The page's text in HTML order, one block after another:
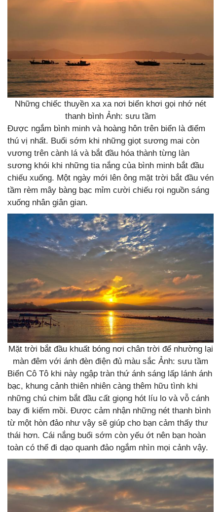
Những chiếc thuyền xa xa nơi biển khơi gọi nhớ nét
thanh bình Ảnh: sưu tầm
Được ngắm bình minh và hoàng hôn trên biển là điểm
thú vị nhất. Buổi sớm khi những giọt sương mai còn
vương trên cành lá và bắt đầu hóa thành từng làn
sương khói khi những tia nắng của bình minh bắt đầu
chiếu xuống. Một ngày mới lên ông mặt trời bắt đầu vén
tầm rèm mây bàng bạc mỉm cười chiếu rọi nguồn sáng
xuống nhân giân gian.
Mặt trời bắt đầu khuất bóng nơi chân trời để nhường lại
màn đêm với ánh đèn điện đủ màu sắc Ảnh: sưu tầm
Biển Cô Tô khi này ngập tràn thứ ánh sáng lấp lánh ánh
bạc, khung cảnh thiên nhiên càng thêm hữu tình khi
những chú chim bắt đầu cất giọng hót líu lo và vỗ cánh
bay đi kiếm mồi. Được cảm nhận những nét thanh bình
từ một hòn đảo như vậy sẽ giúp cho bạn cảm thấy thư
thái hơn. Cái nắng buổi sớm còn yếu ớt nên bạn hoàn
toàn có thể đi dạo quanh đảo ngắm nhìn mọi cảnh vậy.